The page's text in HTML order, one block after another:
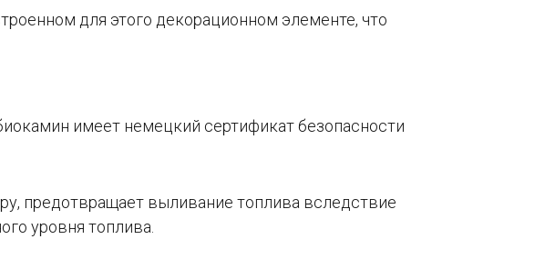
для этого декорационном элементе, что
имеет немецкий сертификат безопасности
предотвращает выливание топлива вследствие
уровня топлива.